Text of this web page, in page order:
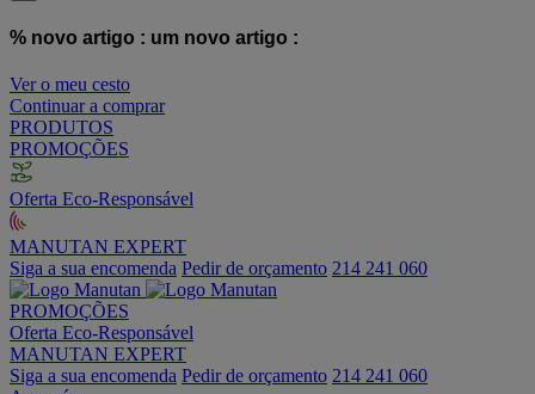
% novo artigo : um novo artigo :
Ver o meu cesto
Continuar a comprar
PRODUTOS
PROMOÇÕES
Oferta Eco-Responsável
MANUTAN EXPERT
Siga a sua encomenda Pedir de orçamento 214 241 060
PROMOÇÕES
Oferta Eco-Responsável
MANUTAN EXPERT
Siga a sua encomenda Pedir de orçamento 214 241 060